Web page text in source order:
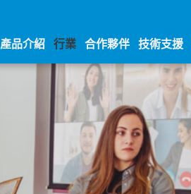
產品介紹 行業 合作夥伴 技術支援